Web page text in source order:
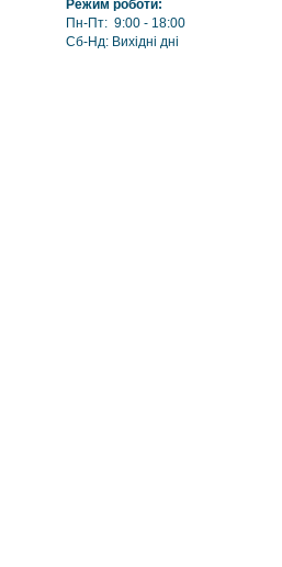
Режим роботи:
Пн-Пт: 9:00 - 18:00
Сб-Нд: Вихідні дні